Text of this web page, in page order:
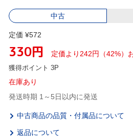
中古
定価 ¥572
330円 定価より242円（42%）
獲得ポイント 3P
在庫あり
発送時期 1～5日以内に発送
中古商品の品質・付属品について
返品について